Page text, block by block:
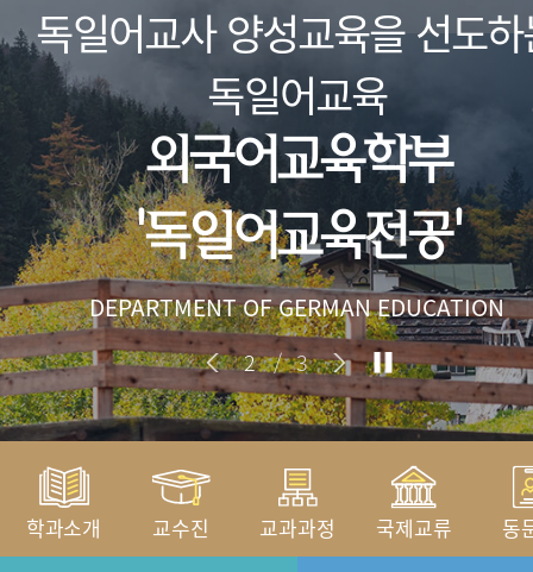
2 / 3
독일어교사 양성교육을 선도
독일어교육
외국어교육학부
'독일어교육전공'
DEPARTMENT OF GERMAN EDUCATION
학과소개 교수진 교과과정 국제교류 동